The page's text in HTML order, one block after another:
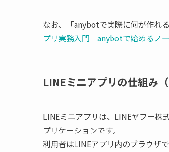
なお、「anybotで実際に何が作れ
プリ実務入門｜anybotで始めるノ
LINEミニアプリの仕組み（
LINEミニアプリは、LINEヤフー
プリケーションです。
利用者はLINEアプリ内のブラウザ